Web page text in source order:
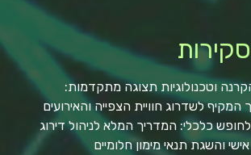
וטכנולוגיות תצוגה מתקדמות:
המקיף לשדרוג חוויית הצפייה והאירועים
כלכלי: המדריך המלא לניהול דירוג
והשגת תנאי מימון חלומיים